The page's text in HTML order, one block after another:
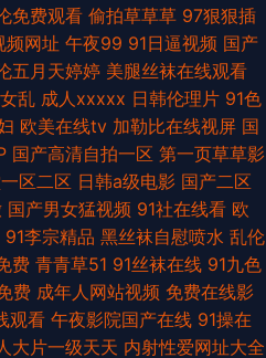
免费观看 偷拍草草草 97狠狠插
频网址 午夜99 91日逼视频 国产
五月天婷婷 美腿丝袜在线观看
乱 成人xxxxx 日韩伦理片 91色
欧美在线tv 加勒比在线视屏 国
国产高清自拍一区 第一页草草影
区二区 日韩a级电影 国产二区
国产男女猛视频 91社在线看 欧
91李宗精品 黑丝袜自慰喷水 乱伦
费 青青草51 91丝袜在线 91九色
费 成年人网站视频 免费在线影
观看 午夜影院国产在线 91操在
大片一级天天 内射性爱网址大全